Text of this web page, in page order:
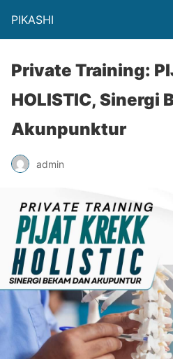
PIKASHI
Private Training:
HOLISTIC, Sinergi
Akunpunktur
admin